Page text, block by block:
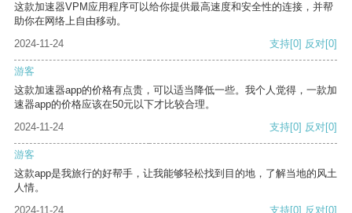
这款加速器VPM应用程序可以给你提供最高速度和安全性的连接，并帮
助你在网络上自由移动。
2024-11-24
支持[0] 反对[0]
游客
这款加速器app的价格有点贵，可以适当降低一些。我个人觉得，一款加
速器app的价格应该在50元以下才比较合理。
2024-11-24
支持[0] 反对[0]
游客
这款app是我旅行的好帮手，让我能够轻松找到目的地，了解当地的风土
人情。
2024-11-24
支持[0] 反对[0]